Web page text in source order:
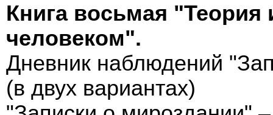
Книга восьмая "Теория
человеком".
Дневник наблюдений
(в двух вариантах)